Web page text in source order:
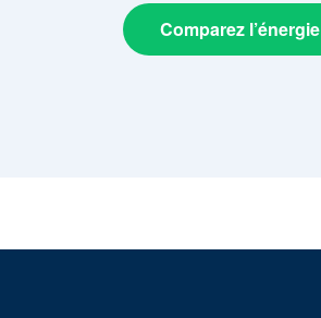
Comparez l’énergie